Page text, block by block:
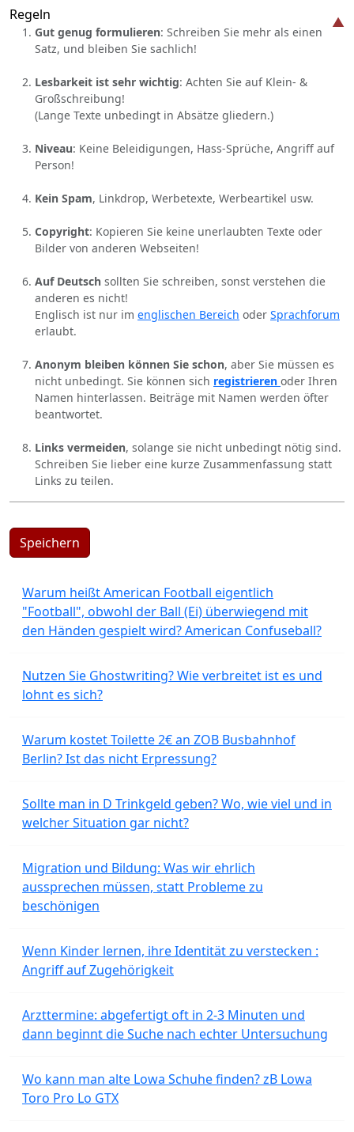
Regeln
Gut genug formulieren: Schreiben Sie mehr als einen
Satz, und bleiben Sie sachlich!
Lesbarkeit ist sehr wichtig: Achten Sie auf Klein- &
Großschreibung!
(Lange Texte unbedingt in Absätze gliedern.)
Niveau: Keine Beleidigungen, Hass-Sprüche, Angriff auf
Person!
Kein Spam, Linkdrop, Werbetexte, Werbeartikel usw.
Copyright: Kopieren Sie keine unerlaubten Texte oder
Bilder von anderen Webseiten!
Auf Deutsch sollten Sie schreiben, sonst verstehen die
anderen es nicht!
Englisch ist nur im englischen Bereich oder Sprachforum
erlaubt.
Anonym bleiben können Sie schon, aber Sie müssen es
nicht unbedingt. Sie können sich registrieren oder Ihren
Namen hinterlassen. Beiträge mit Namen werden öfter
beantwortet.
Links vermeiden, solange sie nicht unbedingt nötig sind.
Schreiben Sie lieber eine kurze Zusammenfassung statt
Links zu teilen.
Speichern
Warum heißt American Football eigentlich
"Football", obwohl der Ball (Ei) überwiegend mit
den Händen gespielt wird? American Confuseball?
Nutzen Sie Ghostwriting? Wie verbreitet ist es und
lohnt es sich?
Warum kostet Toilette 2€ an ZOB Busbahnhof
Berlin? Ist das nicht Erpressung?
Sollte man in D Trinkgeld geben? Wo, wie viel und in
welcher Situation gar nicht?
Migration und Bildung: Was wir ehrlich
aussprechen müssen, statt Probleme zu
beschönigen
Wenn Kinder lernen, ihre Identität zu verstecken :
Angriff auf Zugehörigkeit
Arzttermine: abgefertigt oft in 2-3 Minuten und
dann beginnt die Suche nach echter Untersuchung
Wo kann man alte Lowa Schuhe finden? zB Lowa
Toro Pro Lo GTX